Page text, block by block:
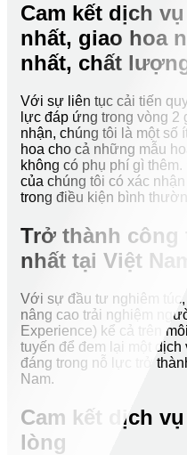
Cam kết dịch
nhất, giao hoa
nhất, chất
Với sự liên tục cải tiến
lực đáp ứng trong vòng
nhận, chúng tôi là một số
hoa cho cả những mẫu
không có phụ phí gì
của chúng tôi có xác
trong điều kiện bình
Trở thành công
nhất tại Việt Nam
Với sự đầu tư nghiêm
nâng cao trải nghiệm
Experience) kể cả trên
tuyến để đem lại một
đáng trong nỗ lực trở
Nam.
Cam kết dịch
lòng